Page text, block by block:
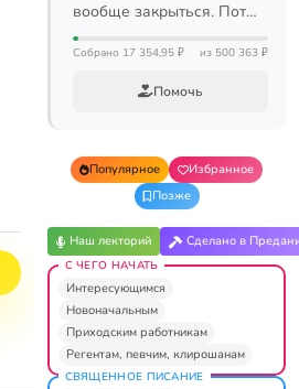
вообще закрыться. Пот…
Собрано 17 354,95 ₽ из 500 363 ₽
Помочь
Популярное
Избранное
Позже
Наш лекторий Сделано в
С ЧЕГО НАЧАТЬ
Интересующимся
Новоначальным
Приходским работникам
Регентам, певчим, клирошанам
СВЯЩЕННОЕ ПИСАНИЕ